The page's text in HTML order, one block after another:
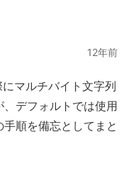
12年前
マルチバイト文字列
デフォルトでは使用
順を備忘としてまと